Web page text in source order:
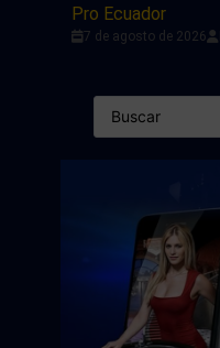
Pro Ecuador
7 de agosto de 2026